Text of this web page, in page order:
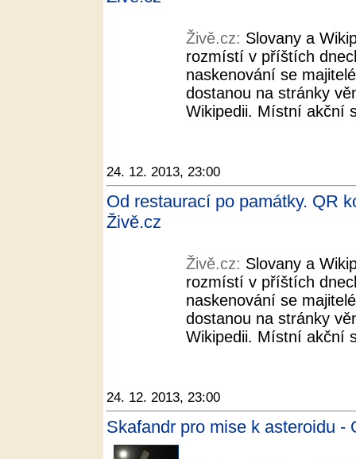
Živě.cz: Slovany a
rozmístí v příštích
naskenování se
dostanou na stránky
Wikipedii. Místní akční
24. 12. 2013, 23:00
Od restaurací po památky. QR
Živě.cz
Živě.cz: Slovany a
rozmístí v příštích
naskenování se
dostanou na stránky
Wikipedii. Místní akční
24. 12. 2013, 23:00
Skafandr pro mise k asteroidu -